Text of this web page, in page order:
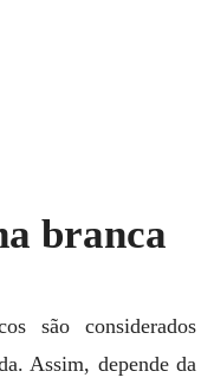
branca
são considerados
Assim, depende da